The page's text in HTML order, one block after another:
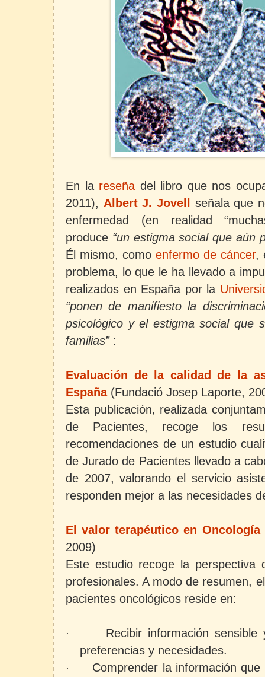
En la reseña del libro que nos
2011), Albert J. Jovell señala que
enfermedad (en realidad
produce “un estigma social que aún
Él mismo, como enfermo de cáncer,
problema, lo que le ha llevado a
realizados en España por la
“ponen de manifiesto la
psicológico y el estigma social que
familias”:
Evaluación de la calidad de la
España (Fundació Josep Laporte,
Esta publicación, realizada
de Pacientes, recoge los
recomendaciones de un estudio
de Jurado de Pacientes llevado a
de 2007, valorando el servicio
responden mejor a las necesidades
El valor terapéutico en Oncología
2009)
Este estudio recoge la perspectiva
profesionales. A modo de resumen,
pacientes oncológicos reside en:
·
Recibir información
preferencias y necesidades.
·
Comprender la información